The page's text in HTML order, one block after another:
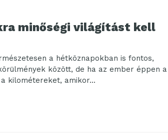
minőségi világítást kell
a hétköznapokban is fontos,
között, de ha az ember éppen a
kilométereket, amikor...